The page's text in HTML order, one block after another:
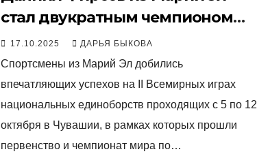
стал двукратным чемпионом
мира по всестилевому каратэ
17.10.2025 ДАРЬЯ БЫКОВА
Спортсмены из Марий Эл добились
впечатляющих успехов на II Всемирных играх
национальных единоборств проходящих с 5 по 12
октября в Чувашии, в рамках которых прошли
первенство и чемпионат мира по…